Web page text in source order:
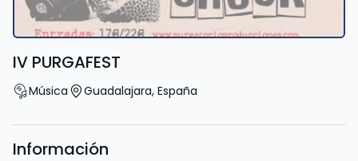
IV PURGAFEST
Música Guadalajara, España
Información